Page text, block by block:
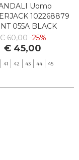
Uomo
102268879
055A BLACK
60,00 -25%
€ 45,00
41 42 43 44 45